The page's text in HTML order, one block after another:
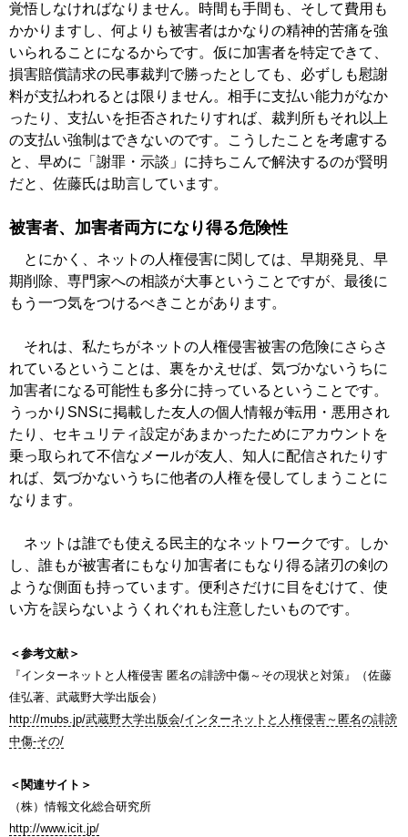
覚悟しなければなりません。時間も手間も、そして費用も
かかりますし、何よりも被害者はかなりの精神的苦痛を強
いられることになるからです。仮に加害者を特定できて、
損害賠償請求の民事裁判で勝ったとしても、必ずしも慰謝
料が支払われるとは限りません。相手に支払い能力がなか
ったり、支払いを拒否されたりすれば、裁判所もそれ以上
の支払い強制はできないのです。こうしたことを考慮する
と、早めに「謝罪・示談」に持ちこんで解決するのが賢明
だと、佐藤氏は助言しています。
被害者、加害者両方になり得る危険性
とにかく、ネットの人権侵害に関しては、早期発見、早
期削除、専門家への相談が大事ということですが、最後に
もう一つ気をつけるべきことがあります。
それは、私たちがネットの人権侵害被害の危険にさらさ
れているということは、裏をかえせば、気づかないうちに
加害者になる可能性も多分に持っているということです。
うっかりSNSに掲載した友人の個人情報が転用・悪用され
たり、セキュリティ設定があまかったためにアカウントを
乗っ取られて不信なメールが友人、知人に配信されたりす
れば、気づかないうちに他者の人権を侵してしまうことに
なります。
ネットは誰でも使える民主的なネットワークです。しか
し、誰もが被害者にもなり加害者にもなり得る諸刃の剣の
ような側面も持っています。便利さだけに目をむけて、使
い方を誤らないようくれぐれも注意したいものです。
＜参考文献＞
『インターネットと人権侵害 匿名の誹謗中傷～その現状と対策』（佐藤
佳弘著、武蔵野大学出版会）
http://mubs.jp/武蔵野大学出版会/インターネットと人権侵害～匿名の誹謗
中傷-その/
＜関連サイト＞
（株）情報文化総合研究所
http://www.icit.jp/